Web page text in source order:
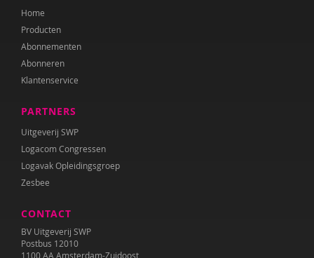
Ina Bakker
Pieter Paul Bakker
Marielle Balledux
Miriam Barendregt
Ana del Barrio Saiz
Rina Bartels
Daniëlla Bastin
Home
Producten
Abonnementen
Abonneren
Klantenservice
PARTNERS
Uitgeverij SWP
Logacom Congressen
Logavak Opleidingsgroep
Zesbee
CONTACT
BV Uitgeverij SWP
Postbus 12010
1100 AA Amsterdam-Zuidoost